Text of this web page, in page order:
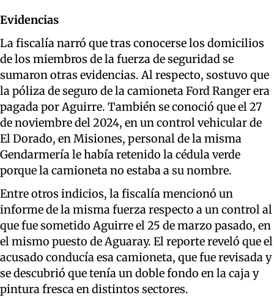
Evidencias
La fiscalía narró que tras conocerse los domicilios
de los miembros de la fuerza de seguridad se
sumaron otras evidencias. Al respecto, sostuvo que
la póliza de seguro de la camioneta Ford Ranger era
pagada por Aguirre. También se conoció que el 27
de noviembre del 2024, en un control vehicular de
El Dorado, en Misiones, personal de la misma
Gendarmería le había retenido la cédula verde
porque la camioneta no estaba a su nombre.
Entre otros indicios, la fiscalía mencionó un
informe de la misma fuerza respecto a un control al
que fue sometido Aguirre el 25 de marzo pasado, en
el mismo puesto de Aguaray. El reporte reveló que el
acusado conducía esa camioneta, que fue revisada y
se descubrió que tenía un doble fondo en la caja y
pintura fresca en distintos sectores.